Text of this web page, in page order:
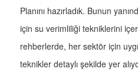
Planını hazırladık. Bunun
için su verimliliği tekniklerini
rehberlerde, her sektör için
teknikler detaylı şekilde yer